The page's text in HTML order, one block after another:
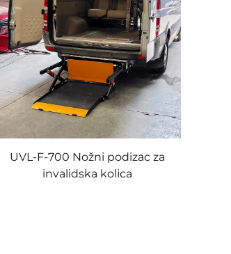
UVL-F-700 Nožni podizac za
invalidska kolica